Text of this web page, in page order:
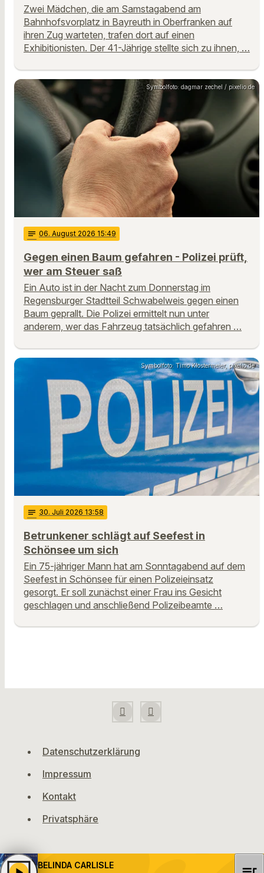
Zwei Mädchen, die am Samstagabend am
Bahnhofsvorplatz in Bayreuth in Oberfranken auf
ihren Zug warteten, trafen dort auf einen
Exhibitionisten. Der 41-Jährige stellte sich zu ihnen, …
Symbolfoto: dagmar zechel / pixelio.de
notes 06. August 2026 15:49
Gegen einen Baum gefahren - Polizei prüft,
wer am Steuer saß
Ein Auto ist in der Nacht zum Donnerstag im
Regensburger Stadtteil Schwabelweis gegen einen
Baum geprallt. Die Polizei ermittelt nun unter
anderem, wer das Fahrzeug tatsächlich gefahren …
Symbolfoto: Timo Klostermeier, pixelio.de
notes 30. Juli 2026 13:58
Betrunkener schlägt auf Seefest in
Schönsee um sich
Ein 75-jähriger Mann hat am Sonntagabend auf dem
Seefest in Schönsee für einen Polizeieinsatz
gesorgt. Er soll zunächst einer Frau ins Gesicht
geschlagen und anschließend Polizeibeamte …
Datenschutzerklärung
Impressum
Kontakt
Privatsphäre
BELINDA CARLISLE